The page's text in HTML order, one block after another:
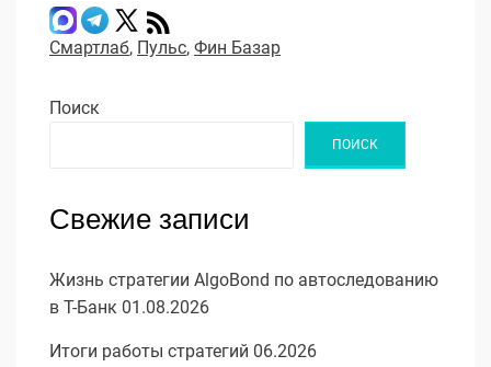
Смартлаб, Пульс, Фин Базар
Поиск
ПОИСК
Свежие записи
Жизнь стратегии AlgoBond по автоследованию
в Т-Банк 01.08.2026
Итоги работы стратегий 06.2026